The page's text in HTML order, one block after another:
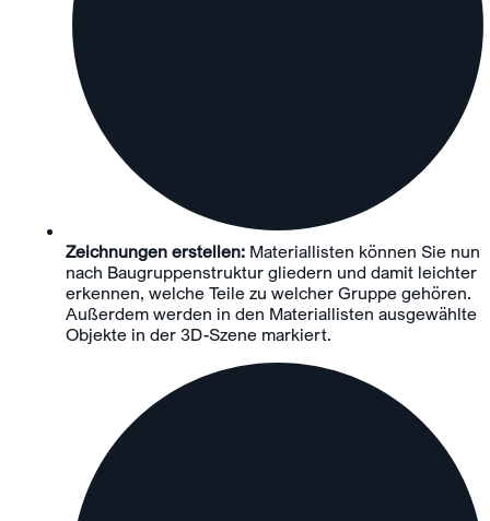
Zeichnungen erstellen: Materiallisten können Sie nun
nach Baugruppenstruktur gliedern und damit leichter
erkennen, welche Teile zu welcher Gruppe gehören.
Außerdem werden in den Materiallisten ausgewählte
Objekte in der 3D-Szene markiert.